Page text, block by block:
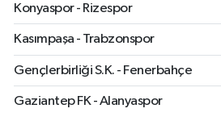
Konyaspor - Rizespor
Kasımpaşa - Trabzonspor
Gençlerbirliği S.K. - Fenerbahçe
Gaziantep FK - Alanyaspor